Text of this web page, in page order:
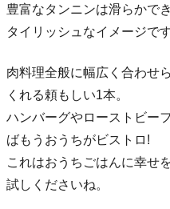
豊富なタンニンは滑らかで
タイリッシュなイメージです
肉料理全般に幅広く合わせ
くれる頼もしい1本。
ハンバーグやローストビー
ばもうおうちがビストロ!
これはおうちごはんに幸せ
試しくださいね。